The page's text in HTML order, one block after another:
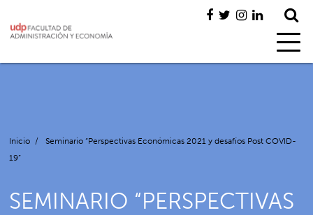
Inicio /
Seminario “Perspectivas Económicas 2021 y desafíos Post COVID-
19”
SEMINARIO “PERSPECTIVAS